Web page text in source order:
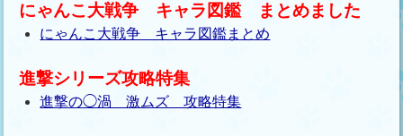
にゃんこ大戦争 キャラ図鑑 まとめました
にゃんこ大戦争 キャラ図鑑まとめ
進撃シリーズ攻略特集
進撃の◯渦 激ムズ 攻略特集